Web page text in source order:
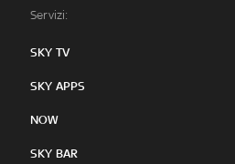
Servizi:
SKY TV
SKY APPS
NOW
SKY BAR